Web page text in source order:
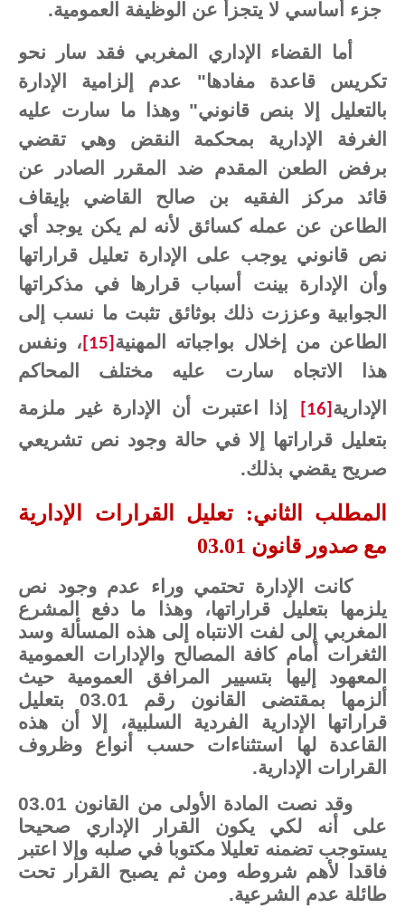
جزء أساسي لا يتجزأ عن الوظيفة العمومية.
أما القضاء الإداري المغربي فقد سار نحو
تكريس قاعدة مفادها" عدم إلزامية الإدارة
بالتعليل إلا بنص قانوني" وهذا ما سارت عليه
الغرفة الإدارية بمحكمة النقض وهي تقضي
برفض الطعن المقدم ضد المقرر الصادر عن
قائد مركز الفقيه بن صالح القاضي بإيقاف
الطاعن عن عمله كسائق لأنه لم يكن يوجد أي
نص قانوني يوجب على الإدارة تعليل قراراتها
وأن الإدارة بينت أسباب قرارها في مذكراتها
الجوابية وعززت ذلك بوثائق تثبت ما نسب إلى
الطاعن من إخلال بواجباته المهنية[15]، ونفس
هذا الاتجاه سارت عليه مختلف المحاكم
الإدارية[16]
إذا اعتبرت أن الإدارة غير ملزمة
بتعليل قراراتها إلا في حالة وجود نص تشريعي
صريح يقضي بذلك.
المطلب الثاني: تعليل القرارات الإدارية
مع صدور قانون 03.01
كانت الإدارة تحتمي وراء عدم وجود نص
يلزمها بتعليل قراراتها، وهذا ما دفع المشرع
المغربي إلى لفت الانتباه إلى هذه المسألة وسد
الثغرات أمام كافة المصالح والإدارات العمومية
المعهود إليها بتسيير المرافق العمومية حيث
ألزمها بمقتضى القانون رقم 03.01 بتعليل
قراراتها الإدارية الفردية السلبية، إلا أن هذه
القاعدة لها استثناءات حسب أنواع وظروف
القرارات الإدارية.
وقد نصت المادة الأولى من القانون 03.01
على أنه لكي يكون القرار الإداري صحيحا
يستوجب تضمنه تعليلا مكتوبا في صلبه وإلا اعتبر
فاقدا لأهم شروطه ومن ثم يصبح القرار تحت
طائلة عدم الشرعية.